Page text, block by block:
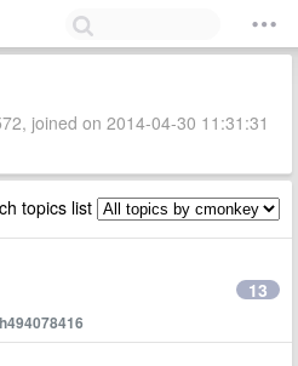
joined on 2014-04-30 11:31:31
topics list
13